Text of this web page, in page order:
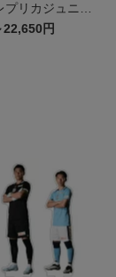
リカジュニア
円